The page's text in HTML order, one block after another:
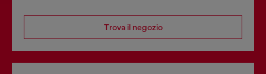
Trova il negozio